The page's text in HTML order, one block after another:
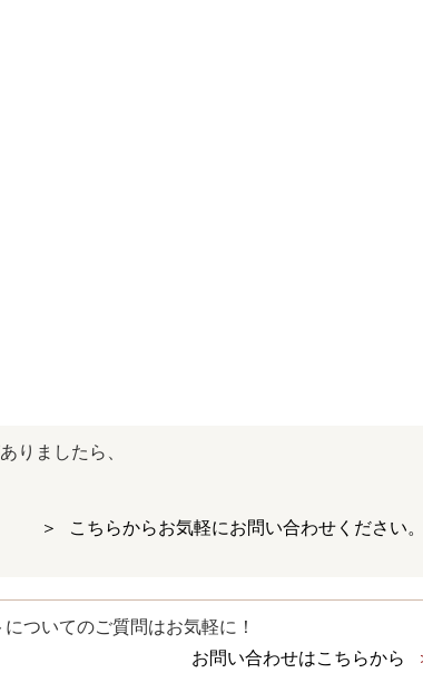
りましたら、
こちらからお気軽にお問い合わせください。
についてのご質問はお気軽に！
お問い合わせはこちらから